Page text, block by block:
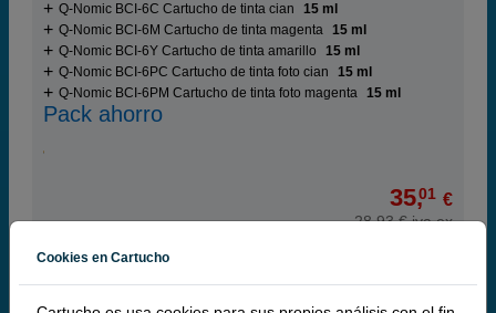
Q-Nomic BCI-6C Cartucho de tinta cian
15 ml
Q-Nomic BCI-6M Cartucho de tinta magenta 15 ml
Q-Nomic BCI-6Y Cartucho de tinta amarillo
15 ml
Q-Nomic BCI-6PC Cartucho de tinta foto cian
15 ml
Q-Nomic BCI-6PM Cartucho de tinta foto magenta 15 ml
Pack ahorro
35,01 €
28,93 € iva ex
comprar >
Cookies en Cartucho